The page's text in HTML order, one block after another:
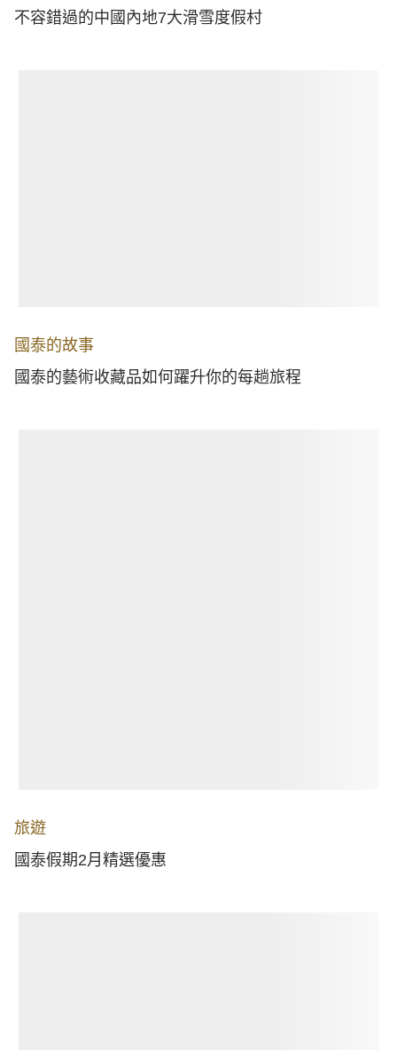
不容錯過的中國內地7大滑雪度假村
國泰的故事
國泰的藝術收藏品如何躍升你的每趟旅程
旅遊
國泰假期2月精選優惠